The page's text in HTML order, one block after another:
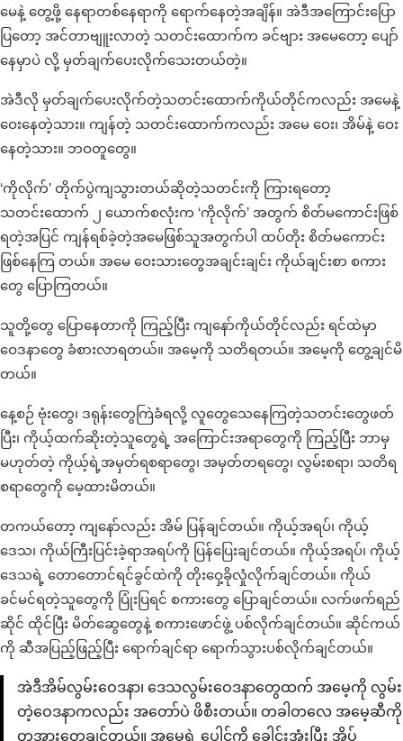
မေနဲ့ တွေ့ဖို့ နေရာတစ်နေရာကို ရောက်နေတဲ့အချိန်။ အဲဒီအကြောင်းပြော
ပြတော့ အင်တာဗျူးလာတဲ့ သတင်းထောက်က ခင်ဗျား အမေတော့ ပျော်
နေမှာပဲ လို့ မှတ်ချက်ပေးလိုက်သေးတယ်တဲ့။
အဲဒီလို မှတ်ချက်ပေးလိုက်တဲ့သတင်းထောက်ကိုယ်တိုင်ကလည်း အမေနဲ့
ဝေးနေတဲ့သား။ ကျန်တဲ့ သတင်းထောက်ကလည်း အမေ ဝေး၊ အိမ်နဲ့ ဝေး
နေတဲ့သား။ ဘဝတူတွေ။
‘ကိုလိုက်’ တိုက်ပွဲကျသွားတယ်ဆိုတဲ့သတင်းကို ကြားရတော့
သတင်းထောက် ၂ ယောက်စလုံးက ‘ကိုလိုက်’ အတွက် စိတ်မကောင်းဖြစ်
ရတဲ့အပြင် ကျန်ရစ်ခဲ့တဲ့အမေဖြစ်သူအတွက်ပါ ထပ်တိုး စိတ်မကောင်း
ဖြစ်နေကြ တယ်။ အမေ ဝေးသားတွေအချင်းချင်း ကိုယ်ချင်းစာ စကား
တွေ ပြောကြတယ်။
သူတို့တွေ ပြောနေတာကို ကြည့်ပြီး ကျနော်ကိုယ်တိုင်လည်း ရင်ထဲမှာ
ဝေဒနာတွေ ခံစားလာရတယ်။ အမေ့ကို သတိရတယ်။ အမေ့ကို တွေ့ချင်မိ
တယ်။
နေ့စဉ် ဗုံးတွေ၊ ဒရုန်းတွေကြဲခံရလို့ လူတွေသေနေကြတဲ့သတင်းတွေဖတ်
ပြီး၊ ကိုယ့်ထက်ဆိုးတဲ့သူတွေရဲ့ အကြောင်းအရာတွေကို ကြည့်ပြီး ဘာမှ
မဟုတ်တဲ့ ကိုယ့်ရဲ့အမှတ်ရစရာတွေ၊ အမှတ်တရတွေ၊ လွမ်းစရာ၊ သတိရ
စရာတွေကို မေ့ထားမိတယ်။
တကယ်တော့ ကျနော်လည်း အိမ် ပြန်ချင်တယ်။ ကိုယ့်အရပ်၊ ကိုယ့်
ဒေသ၊ ကိုယ်ကြီးပြင်းခဲ့ရာအရပ်ကို ပြန်ပြေးချင်တယ်။ ကိုယ့်အရပ်၊ ကိုယ့်
ဒေသရဲ့ တောတောင်ရင်ခွင်ထဲကို တိုးဝှေ့ခိုလှုံလိုက်ချင်တယ်။ ကိုယ်
ခင်မင်ရတဲ့သူတွေကို ပြုံးပြရင် စကားတွေ ပြောချင်တယ်။ လက်ဖက်ရည်
ဆိုင် ထိုင်ပြီး မိတ်ဆွေတွေနဲ့ စကားဖောင်ဖွဲ့ ပစ်လိုက်ချင်တယ်။ ဆိုင်ကယ်
ကို ဆီအပြည့်ဖြည့်ပြီး ရောက်ချင်ရာ ရောက်သွားပစ်လိုက်ချင်တယ်။
အဲဒီအိမ်လွမ်းဝေဒနာ၊ ဒေသလွမ်းဝေဒနာတွေထက် အမေ့ကို လွမ်း
တဲ့ဝေဒနာကလည်း အတော်ပဲ ဖိစီးတယ်။ တခါတလေ အမေ့ဆီကို
တအားတွေ့ချင်တယ်။ အမေ့ရဲ့ ပေါင်ကို ခေါင်းအုံးပြီး အိပ်